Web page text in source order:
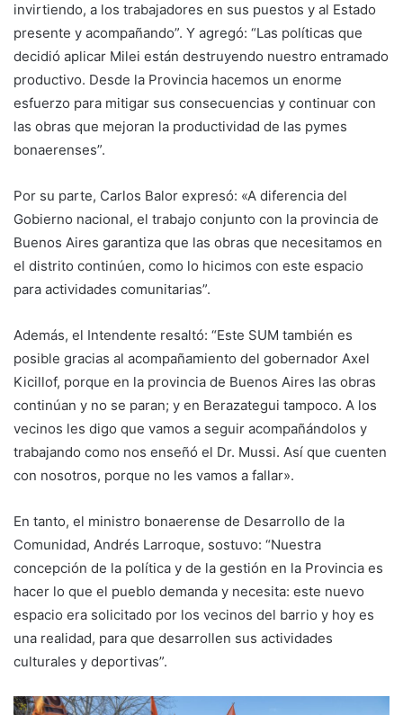
invirtiendo, a los trabajadores en sus puestos y al Estado
presente y acompañando”. Y agregó: “Las políticas que
decidió aplicar Milei están destruyendo nuestro entramado
productivo. Desde la Provincia hacemos un enorme
esfuerzo para mitigar sus consecuencias y continuar con
las obras que mejoran la productividad de las pymes
bonaerenses”.
Por su parte, Carlos Balor expresó: «A diferencia del
Gobierno nacional, el trabajo conjunto con la provincia de
Buenos Aires garantiza que las obras que necesitamos en
el distrito continúen, como lo hicimos con este espacio
para actividades comunitarias”.
Además, el Intendente resaltó: “Este SUM también es
posible gracias al acompañamiento del gobernador Axel
Kicillof, porque en la provincia de Buenos Aires las obras
continúan y no se paran; y en Berazategui tampoco. A los
vecinos les digo que vamos a seguir acompañándolos y
trabajando como nos enseñó el Dr. Mussi. Así que cuenten
con nosotros, porque no les vamos a fallar».
En tanto, el ministro bonaerense de Desarrollo de la
Comunidad, Andrés Larroque, sostuvo: “Nuestra
concepción de la política y de la gestión en la Provincia es
hacer lo que el pueblo demanda y necesita: este nuevo
espacio era solicitado por los vecinos del barrio y hoy es
una realidad, para que desarrollen sus actividades
culturales y deportivas”.